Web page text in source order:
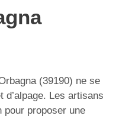
(39190) ne se
d’alpage. Les artisans
pour proposer une